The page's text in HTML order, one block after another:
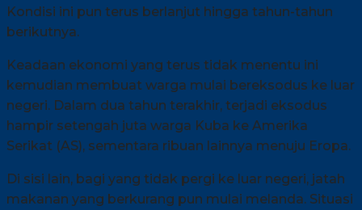
Kondisi ini pun terus berlanjut hingga tahun-tahun
berikutnya.
Keadaan ekonomi yang terus tidak menentu ini
kemudian membuat warga mulai bereksodus ke luar
negeri. Dalam dua tahun terakhir, terjadi eksodus
hampir setengah juta warga Kuba ke Amerika
Serikat (AS), sementara ribuan lainnya menuju Eropa.
Di sisi lain, bagi yang tidak pergi ke luar negeri, jatah
makanan yang berkurang pun mulai melanda. Situasi